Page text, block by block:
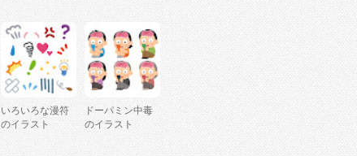
いろいろな漫符
のイラスト
ドーパミン中毒
のイラスト